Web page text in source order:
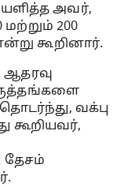
அவர்,
200
கூறினார்.
ஆதரவு
வக்பு
கூறியவர்,
தேசம்